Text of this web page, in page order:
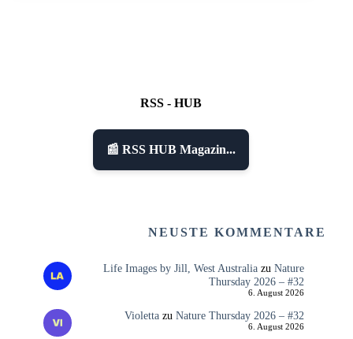
RSS - HUB
📰 RSS HUB Magazin...
NEUSTE KOMMENTARE
Life Images by Jill, West Australiazu Nature
Thursday 2026 – #32
6. August 2026
Violettazu Nature Thursday 2026 – #32
6. August 2026